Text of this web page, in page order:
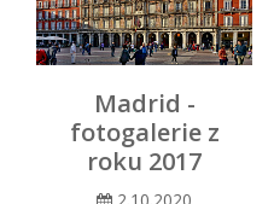
Madrid -
fotogalerie z
roku 2017
2.10.2020